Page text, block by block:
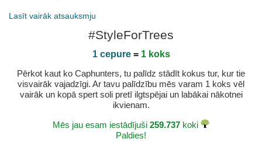
Lasīt vairāk atsauksmju
#StyleForTrees
1 cepure= 1 koks
Pērkot kaut ko Caphunters, tu palīdz stādīt kokus tur, kur tie
visvairāk vajadzīgi. Ar tavu palīdzību mēs varam 1 koks vēl
vairāk un kopā spert soli pretī ilgtspējai un labākai nākotnei
ikvienam.
Mēs jau esam iestādījuši 259.737 koki
Paldies!